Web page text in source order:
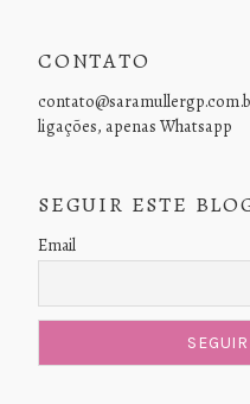
CONTATO
ligações, apenas Whatsapp
SEGUIR ESTE
Email